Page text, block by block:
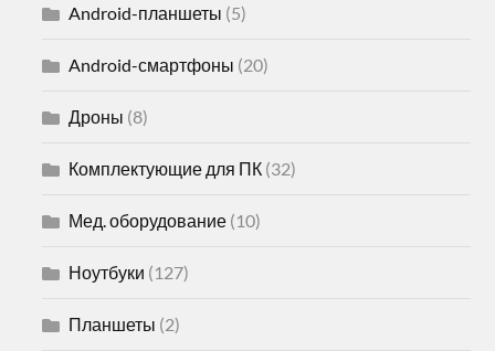
Android-планшеты (5)
Android-смартфоны (20)
Дроны (8)
Комплектующие для ПК (32)
Мед. оборудование (10)
Ноутбуки (127)
Планшеты (2)